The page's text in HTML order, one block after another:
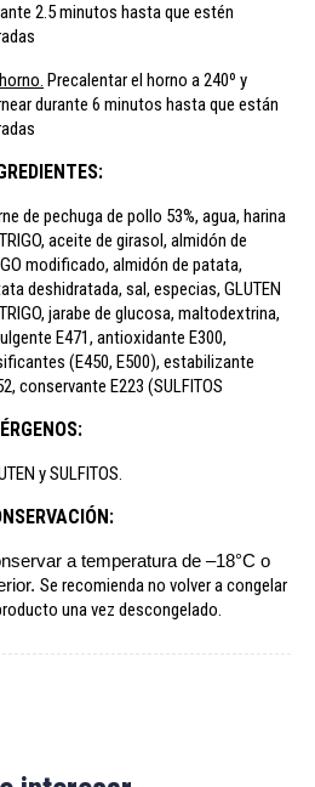
2.5 minutos hasta que estén
Precalentar el horno a 240º y
durante 6 minutos hasta que están
de pechuga de pollo 53%, agua, harina
aceite de girasol, almidón de
modificado, almidón de patata,
deshidratada, sal, especias, GLUTEN
jarabe de glucosa, maltodextrina,
E471, antioxidante E300,
(E450, E500), estabilizante
conservante E223 (SULFITOS
y SULFITOS.
a temperatura de –18°C o
Se recomienda no volver a congelar
una vez descongelado.